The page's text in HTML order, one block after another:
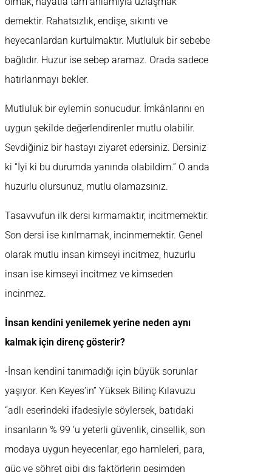
demektir. Rahatsızlık, endişe, sıkıntı ve
heyecanlardan kurtulmaktır. Mutluluk bir sebebe
bağlıdır. Huzur ise sebep aramaz. Orada sadece
hatırlanmayı bekler.
Mutluluk bir eylemin sonucudur. İmkânlarını en
uygun şekilde değerlendirenler mutlu olabilir.
Sevdiğiniz bir hastayı ziyaret edersiniz. Dersiniz
ki “İyi ki bu durumda yanında olabildim.” O anda
huzurlu olursunuz, mutlu olamazsınız.
Tasavvufun ilk dersi kırmamaktır, incitmemektir.
Son dersi ise kırılmamak, incinmemektir. Genel
olarak mutlu insan kimseyi incitmez, huzurlu
insan ise kimseyi incitmez ve kimseden
incinmez.
İnsan kendini yenilemek yerine neden aynı
kalmak için direnç gösterir?
-İnsan kendini tanımadığı için büyük sorunlar
yaşıyor. Ken Keyes’in” Yüksek Bilinç Kılavuzu
“adlı eserindeki ifadesiyle söylersek, batıdaki
insanların % 99 ‘u yeterli güvenlik, cinsellik, son
modaya uygun heyecenlar, ego hamleleri, para,
güç ve şöhret gibi dış faktörlerin peşimden